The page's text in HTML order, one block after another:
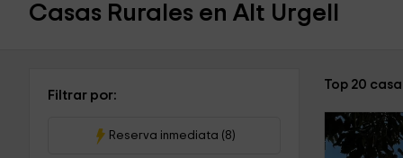
Casas Rurales en Alt Urgell
Filtrar por:
Reserva inmediata (8)
Top 20